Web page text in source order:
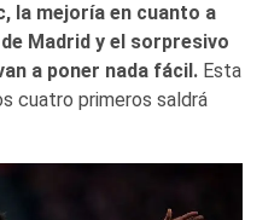
la mejoría en cuanto a
Madrid y el sorpresivo
a poner nada fácil. Esta
cuatro primeros saldrá